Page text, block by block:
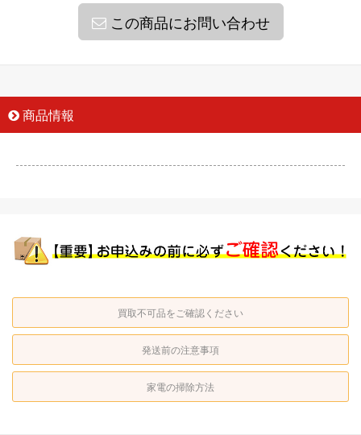
この商品にお問い合わせ
商品情報
買取不可品をご確認ください
発送前の注意事項
家電の掃除方法